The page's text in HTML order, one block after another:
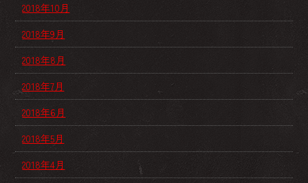
2018年10月
2018年9月
2018年8月
2018年7月
2018年6月
2018年5月
2018年4月